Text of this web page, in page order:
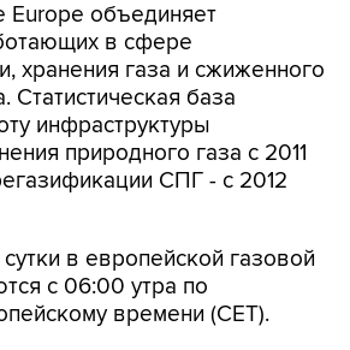
Europe объединяет
в сфере
хранения газа и сжиженного
Статистическая база
инфраструктуры
природного газа с 2011
СПГ - с 2012
в европейской газовой
c 06:00 утра по
времени (CET).